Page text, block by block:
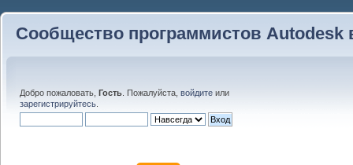
Сообщество программистов Autodesk
Добро пожаловать, Гость . Пожалуйста, войдите или
зарегистрируйтесь